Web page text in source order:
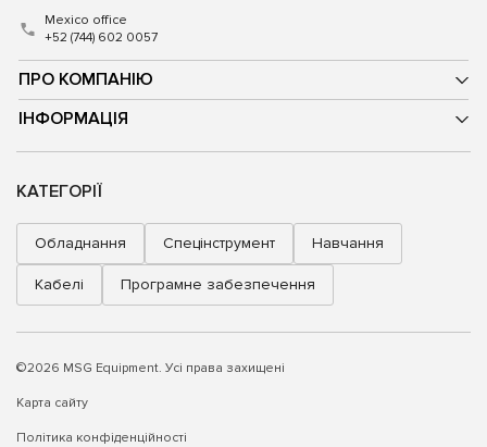
ПРО КОМПАНІЮ
ІНФОРМАЦІЯ
Mexico office
+52 (744) 602 0057
КАТЕГОРІЇ
Обладнання Спецінструмент Навчання
Кабелі Програмне забезпечення
©2026 MSG Equipment. Усі права захищені
Карта сайту
Політика конфіденційності